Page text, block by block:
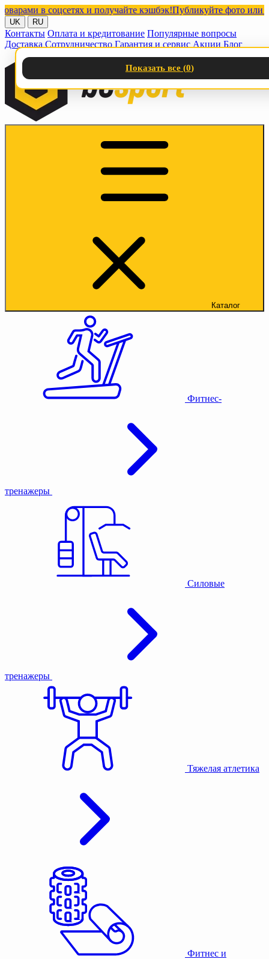
в соцсетях и получайте кэшбэк!Публикуйте фото или
UK RU
Контакты Оплата и кредитование Популярные вопросы
Доставка Сотрудничество Гарантия и сервис Акции Блог
Каталог
Фитнес-
тренажеры
Силовые
тренажеры
Тяжелая атлетика
Фитнес и
Показать все (0)